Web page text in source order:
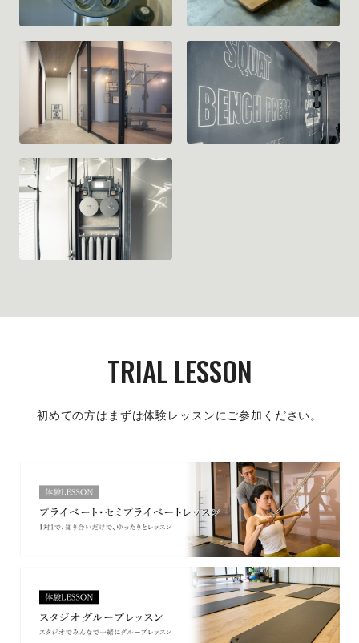
TRIAL LESSON
初めての方はまずは体験レッスンにご参加ください。